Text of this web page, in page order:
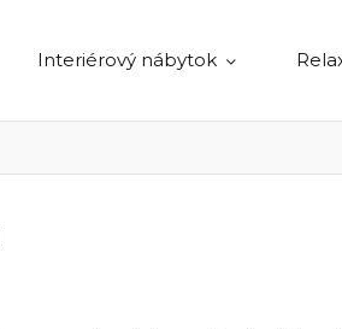
Interiérový nábytok